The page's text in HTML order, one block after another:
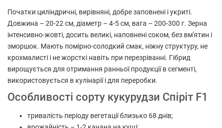
Початки циліндричні, вирівняні, добре заповнені і укриті.
Довжина – 20-22 см, діаметр – 4-5 см, вага – 200-300 г. Зерна
інтенсивно-жовті, досить великі, наповнені соком, без вм'ятин і
зморшок. Мають помірно-солодкий смак, ніжну структуру, не
крохмалисті і не жорсткі навіть при перезріванні. Гібрид
вирощується для отримання ранньої продукції в сегменті,
використовується в кулінарії і для переробки.
Особливості сорту кукурудзи Спіріт F1
тривалість періоду вегетації близько 68 днів;